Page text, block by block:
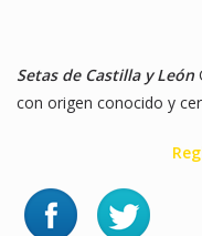
Setas de Castilla y León
con origen conocido y